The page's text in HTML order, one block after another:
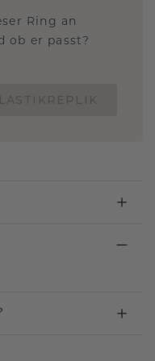
Ring an
ob er passt?